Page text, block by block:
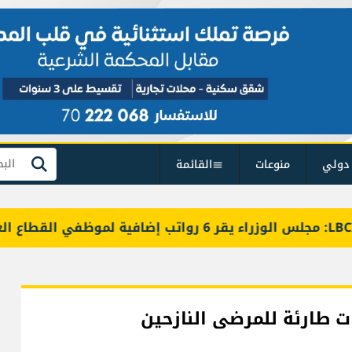
منوعات القائمة بحث
طارئة للمرضى النازحين